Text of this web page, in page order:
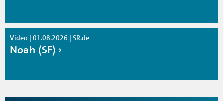
Video | 01.08.2026 | SR.de
Noah (SF)